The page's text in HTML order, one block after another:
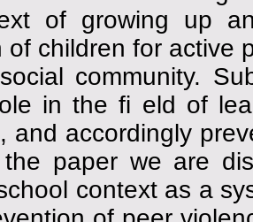
of growing up
of children for active
community.
in the fi eld of
and accordingly
paper we are
context as a